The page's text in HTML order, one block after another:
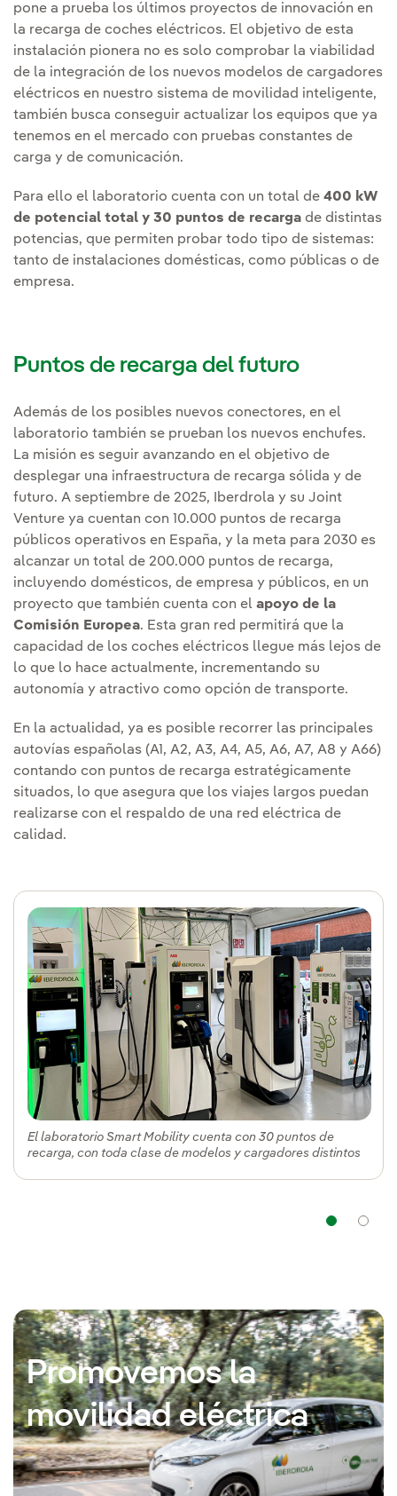
pone a prueba los últimos proyectos de innovación en
la recarga de coches eléctricos. El objetivo de esta
instalación pionera no es solo comprobar la viabilidad
de la integración de los nuevos modelos de cargadores
eléctricos en nuestro sistema de movilidad inteligente,
también busca conseguir actualizar los equipos que ya
tenemos en el mercado con pruebas constantes de
carga y de comunicación.
Para ello el laboratorio cuenta con un total de 400 kW
de potencial total y 30 puntos de recarga de distintas
potencias, que permiten probar todo tipo de sistemas:
tanto de instalaciones domésticas, como públicas o de
empresa.
Puntos de recarga del futuro
Además de los posibles nuevos conectores, en el
laboratorio también se prueban los nuevos enchufes.
La misión es seguir avanzando en el objetivo de
desplegar una infraestructura de recarga sólida y de
futuro. A septiembre de 2025, Iberdrola y su Joint
Venture ya cuentan con 10.000 puntos de recarga
públicos operativos en España, y la meta para 2030 es
alcanzar un total de 200.000 puntos de recarga,
incluyendo domésticos, de empresa y públicos, en un
proyecto que también cuenta con el apoyo de la
Comisión Europea. Esta gran red permitirá que la
capacidad de los coches eléctricos llegue más lejos de
lo que lo hace actualmente, incrementando su
autonomía y atractivo como opción de transporte.
En la actualidad, ya es posible recorrer las principales
autovías españolas (A1, A2, A3, A4, A5, A6, A7, A8 y A66)
contando con puntos de recarga estratégicamente
situados, lo que asegura que los viajes largos puedan
realizarse con el respaldo de una red eléctrica de
calidad.
El laboratorio Smart Mobility cuenta con 30 puntos de
recarga, con toda clase de modelos y cargadores distintos
Promovemos la
movilidad eléctrica